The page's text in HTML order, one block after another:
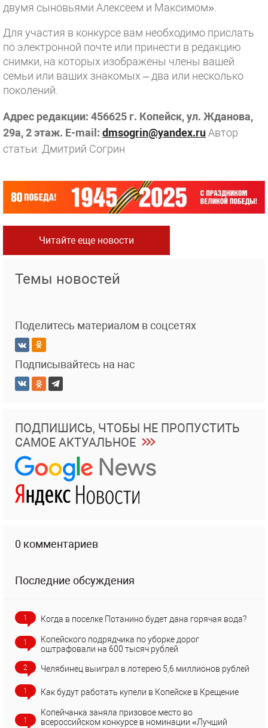
двумя сыновьями Алексеем и Максимом».
Для участия в конкурсе вам необходимо прислать
по электронной почте или принести в редакцию
снимки, на которых изображены члены вашей
семьи или ваших знакомых – два или несколько
поколений.
Адрес редакции: 456625 г. Копейск, ул. Жданова,
29а, 2 этаж. E-mail: dmsogrin@yandex.ruАвтор
статьи: Дмитрий Согрин
Читайте еще новости
Темы новостей
Поделитесь материалом в соцсетях
Подписывайтесь на нас
ПОДПИШИСЬ, ЧТОБЫ НЕ ПРОПУСТИТЬ
САМОЕ АКТУАЛЬНОЕ
0 комментариев
Последние обсуждения
1 Когда в поселке Потанино будет дана горячая вода?
1
Копейского подрядчика по уборке дорог
оштрафовали на 600 тысяч рублей
2 Челябинец выиграл в лотерею 5,6 миллионов рублей
1 Как будут работать купели в Копейске в Крещение
1
Копейчанка заняла призовое место во
всероссийском конкурсе в номинации «Лучший